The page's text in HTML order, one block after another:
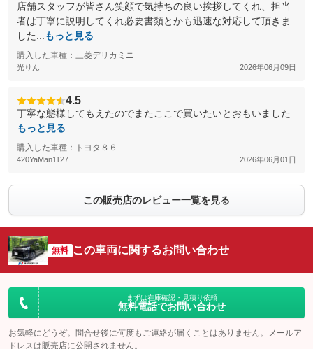
店舗スタッフが皆さん笑顔で気持ちの良い挨拶してくれ、担当
者は丁寧に説明してくれ必要書類とかも迅速な対応して頂きま
した...
もっと見る
購入した車種：三菱デリカミニ
光りん 2026年06月09日
4.5
丁寧な態様してもえたのでまたここで買いたいとおもいました
もっと見る
購入した車種：トヨタ８６
420YaMan1127 2026年06月01日
この販売店のレビュー一覧を見る
無料 この車両に関するお問い合わせ
まずは在庫確認・見積り依頼
無料電話でお問い合わせ
お気軽にどうぞ。問合せ後に何度もご連絡が届くことはありません。メールア
ドレスは販売店に公開されません。